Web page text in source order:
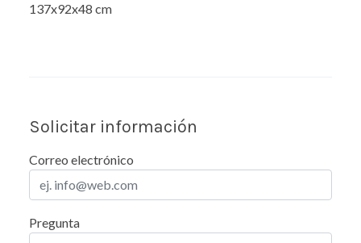
137x92x48 cm
Solicitar información
Correo electrónico
Pregunta